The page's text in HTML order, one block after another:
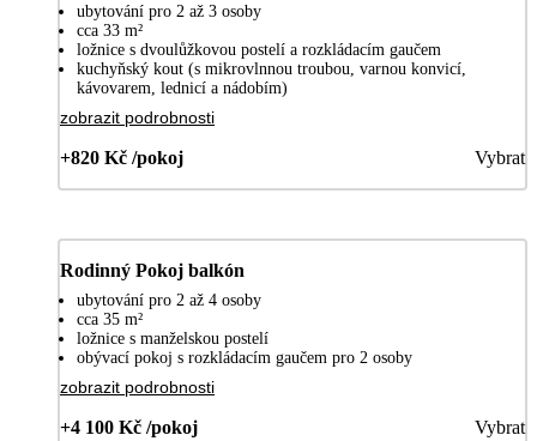
ubytování pro 2 až 3 osoby
cca 33 m²
ložnice s dvoulůžkovou postelí a rozkládacím gaučem
kuchyňský kout (s mikrovlnnou troubou, varnou konvicí,
kávovarem, lednicí a nádobím)
zobrazit podrobnosti
+820 Kč /pokoj Vybrat
Rodinný Pokoj balkón
ubytování pro 2 až 4 osoby
cca 35 m²
ložnice s manželskou postelí
obývací pokoj s rozkládacím gaučem pro 2 osoby
zobrazit podrobnosti
+4 100 Kč /pokoj Vybrat